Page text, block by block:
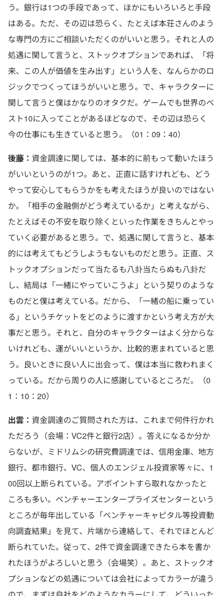
う。銀行は1つの手段であって、ほかにもいろいろと手段
はある。ただ、その辺は恐らく、たとえば本荘さんのよう
な専門の方にご相談いただくのがいいと思う。それと人の
処遇に関して言うと、ストックオプションであれば、「将
来、この人が価値を生み出す」という人を、なんらかのロ
ジックでつくってほうがいいと思う。で、キャラクターに
関して言うと僕はかなりのオタクだ。ゲームでも世界のベ
スト10に入ってことがあるほどなので、その辺は恐らく
今の仕事にも生きていると思う。（01：09：40）
後藤： 資金調達に関しては、基本的に前もって動いたほう
がいいというのが1つ。あと、正直に話すけれども、どう
やって安心してもらうかをも考えたほうが良いのではない
か。「相手の金融側がどう考えているか」と考えながら、
たとえばその不安を取り除くといった作業をきちんとやっ
ていく必要があると思う。で、処遇に関して言うと、基本
的には考えてもどうしようもないものだと思う。正直、ス
トックオプションだって当たるも八卦当たらぬも八卦だ
し、結局は「一緒にやっていこうよ」という契りのような
ものだと僕は考えている。だから、「一緒の船に乗ってい
る」というチケットをどのように渡すかという考え方が大
事だと思う。それと、自分のキャラクターはよく分からな
いけれども、運がいいというか、比較的恵まれていると思
う。良いときに良い人に出会って、僕は本当に救われまく
っている。だから周りの人に感謝しているところだ。（0
1：10：20）
出雲： 資金調達のご質問された方は、これまで何件行かれ
ただろう（会場：VC2件と銀行2店）。答えになるか分か
らないが、ミドリムシの研究費調達では、信用金庫、地方
銀行、都市銀行、VC、個人のエンジェル投資家等々に、1
00回以上断られている。アポイントすら取れなかったと
ころも多い。ベンチャーエンタープライズセンターという
ところが毎年出している「ベンチャーキャピタル等投資動
向調査結果」を見て、片端から連絡して、それでほとんど
断られていた。従って、2件で資金調達できたら本を書か
れたほうがよろしいと思う（会場笑）。あと、ストックオ
プションなどの処遇については会社によってカラーが違う